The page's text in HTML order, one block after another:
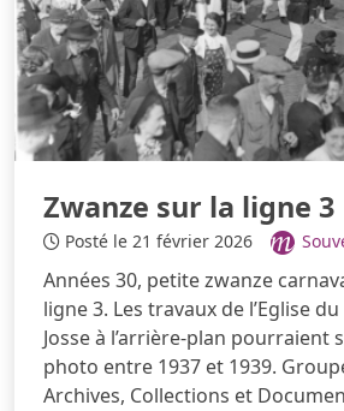
Zwanze sur la ligne 3
Posté le 21 février 2026
Années 30, petite zwanze
ligne 3. Les travaux de l’Eglise
Josse à l’arrière-plan pourraient
photo entre 1937 et 1939.
Archives, Collections et